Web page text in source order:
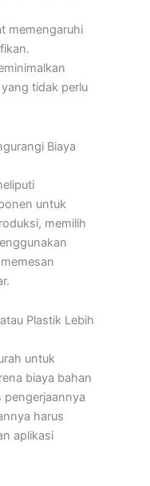
memengaruhi
tidak perlu
Biaya
untuk
memilih
Plastik Lebih
untuk
biaya bahan
pengerjaannya
harus
aplikasi